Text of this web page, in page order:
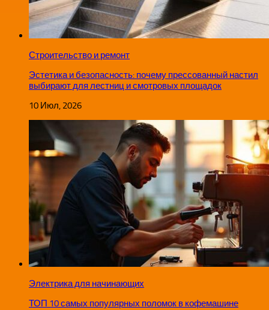
Строительство и ремонт
Эстетика и безопасность: почему прессованный настил
выбирают для лестниц и смотровых площадок
10 Июл, 2026
Электрика для начинающих
ТОП 10 самых популярных поломок в кофемашине